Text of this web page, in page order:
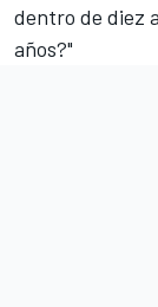
dentro de diez
años?"